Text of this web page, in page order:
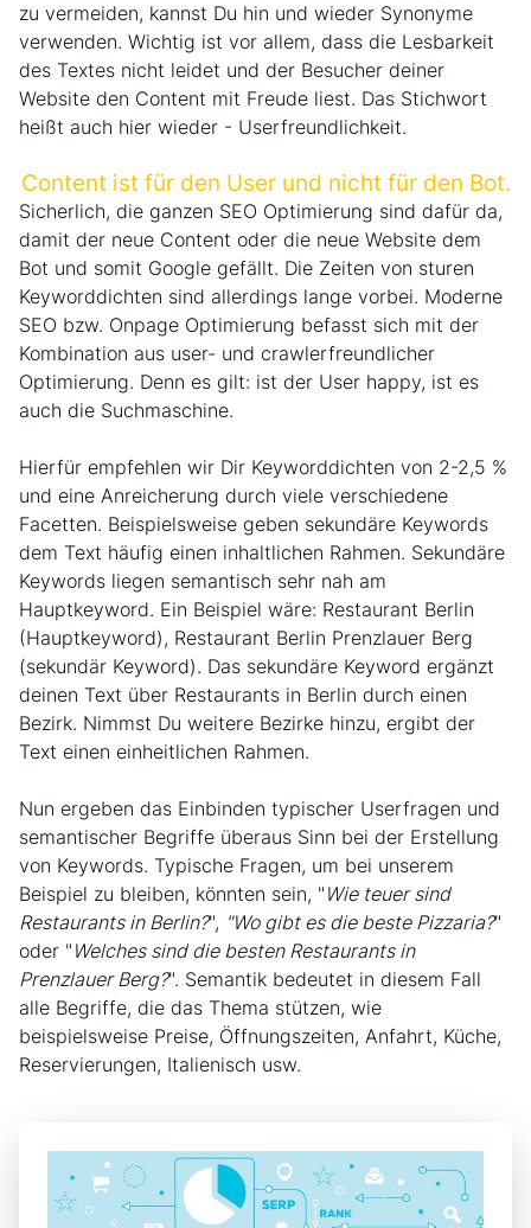
zu vermeiden, kannst Du hin und wieder Synonyme
verwenden. Wichtig ist vor allem, dass die Lesbarkeit
des Textes nicht leidet und der Besucher deiner
Website den Content mit Freude liest. Das Stichwort
heißt auch hier wieder - Userfreundlichkeit.
Content ist für den User und nicht für den Bot.
Sicherlich, die ganzen SEO Optimierung sind dafür da,
damit der neue Content oder die neue Website dem
Bot und somit Google gefällt. Die Zeiten von sturen
Keyworddichten sind allerdings lange vorbei. Moderne
SEO bzw. Onpage Optimierung befasst sich mit der
Kombination aus user- und crawlerfreundlicher
Optimierung. Denn es gilt: ist der User happy, ist es
auch die Suchmaschine.
Hierfür empfehlen wir Dir Keyworddichten von 2-2,5 %
und eine Anreicherung durch viele verschiedene
Facetten. Beispielsweise geben sekundäre Keywords
dem Text häufig einen inhaltlichen Rahmen. Sekundäre
Keywords liegen semantisch sehr nah am
Hauptkeyword. Ein Beispiel wäre: Restaurant Berlin
(Hauptkeyword), Restaurant Berlin Prenzlauer Berg
(sekundär Keyword). Das sekundäre Keyword ergänzt
deinen Text über Restaurants in Berlin durch einen
Bezirk. Nimmst Du weitere Bezirke hinzu, ergibt der
Text einen einheitlichen Rahmen.
Nun ergeben das Einbinden typischer Userfragen und
semantischer Begriffe überaus Sinn bei der Erstellung
von Keywords. Typische Fragen, um bei unserem
Beispiel zu bleiben, könnten sein, " Wie teuer sind
Restaurants in Berlin?", "Wo gibt es die beste Pizzaria?"
oder " Welches sind die besten Restaurants in
Prenzlauer Berg?". Semantik bedeutet in diesem Fall
alle Begriffe, die das Thema stützen, wie
beispielsweise Preise, Öffnungszeiten, Anfahrt, Küche,
Reservierungen, Italienisch usw.